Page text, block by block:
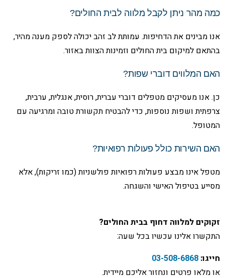
כמה מהר ניתן לקבל מלווה לבית החולים?
אנו מבינים את הדחיפות. עמותת לב זהב יכולה לספק מענה מהיר,
בהתאם למיקום בית החולים וזמינות הצוות באזור.
האם המלווים דוברי שפות?
כן. אנו מעסיקים מטפלים דוברי עברית, רוסית, אנגלית, ערבית,
צרפתית ושפות נוספות, כדי להבטיח תקשורת טובה ומרגיעה עם
המטופל.
האם השירות כולל פעולות רפואיות?
מטפל אינו מבצע פעולות רפואיות פולשניות (כמו זריקות), אלא
מסייע בטיפול האישי והשגחה.
זקוקים למלווה דחוף בבית החולים?
התקשרו אלינו עכשיו בכל שעה:
חייגו: 03-508-6868
או מלאו פרטים ונחזור אליכם מיידית.